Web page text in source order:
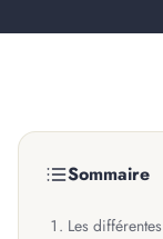
Sommaire
Les